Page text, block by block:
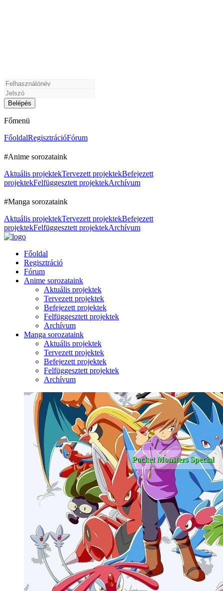
Főmenü
FőoldalRegisztrációFórum
#Anime sorozataink
Aktuális projektekTervezett projektekBefejezett
projektekFelfüggesztett projektekArchívum
#Manga sorozataink
Aktuális projektekTervezett projektekBefejezett
projektekFelfüggesztett projektekArchívum
Főoldal
Regisztráció
Fórum
Anime sorozataink
Aktuális projektek
Tervezett projektek
Befejezett projektek
Felfüggesztett projektek
Archívum
Manga sorozataink
Aktuális projektek
Tervezett projektek
Befejezett projektek
Felfüggesztett projektek
Archívum
Pocket Monsters Special